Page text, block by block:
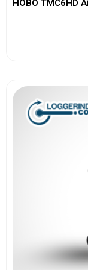
HOBO TMC6HD